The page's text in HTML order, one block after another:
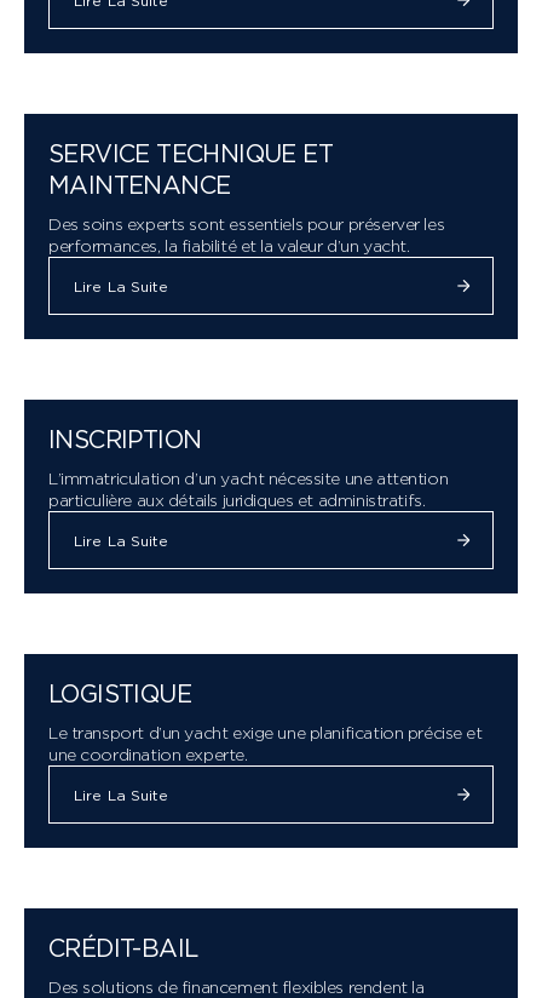
SERVICE TECHNIQUE ET
MAINTENANCE
Des soins experts sont essentiels pour préserver les
performances, la fiabilité et la valeur d’un yacht.
Lire La Suite
INSCRIPTION
L’immatriculation d’un yacht nécessite une attention
particulière aux détails juridiques et administratifs.
Lire La Suite
LOGISTIQUE
Le transport d’un yacht exige une planification précise et
une coordination experte.
Lire La Suite
CRÉDIT-BAIL
Des solutions de financement flexibles rendent la